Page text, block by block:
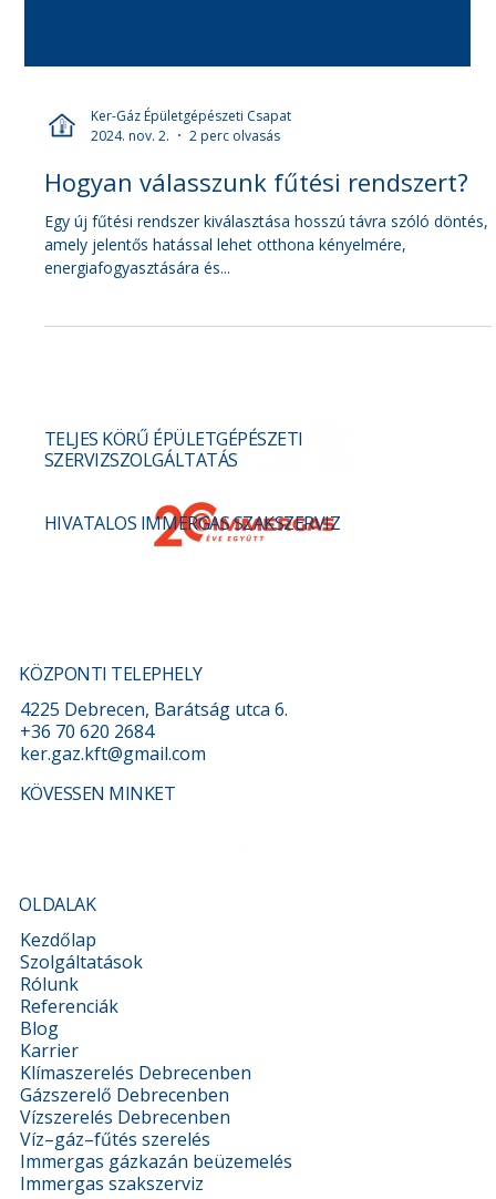
Ker-Gáz Épületgépészeti Csapat
2024. nov. 2.
2 perc olvasás
Hogyan válasszunk fűtési rendszert?
Egy új fűtési rendszer kiválasztása hosszú távra szóló döntés,
energiafogyasztására és...
KÖZPONTI TELEPHELY
4225 Debrecen, Barátság utca 6.
+36 70 620 2684
OLDALAK
Kezdőlap
Szolgáltatások
Rólunk
Referenciák
Blog
Karrier
Klímaszerelés Debrecenben
Gázszerelő Debrecenben
Vízszerelés Debrecenben
SZERVIZSZOLGÁLTATÁS